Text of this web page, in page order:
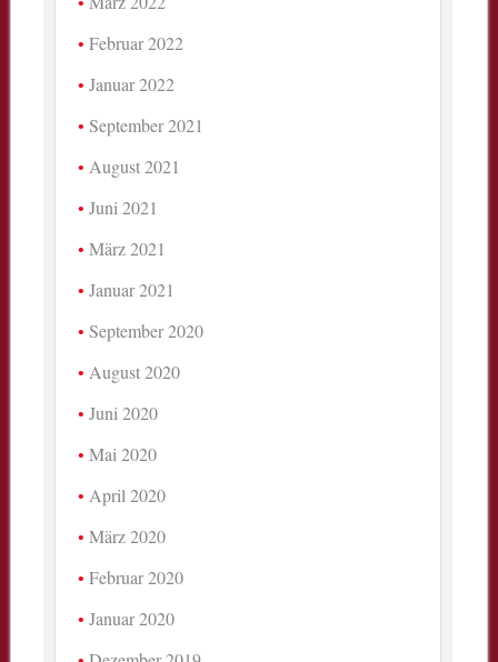
Februar 2022
Januar 2022
September 2021
August 2021
Juni 2021
März 2021
Januar 2021
September 2020
August 2020
Juni 2020
Mai 2020
April 2020
März 2020
Februar 2020
Januar 2020